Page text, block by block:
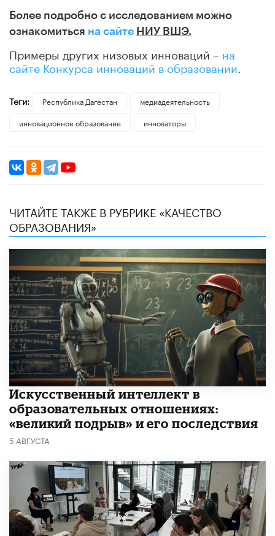
Более подробно с исследованием можно
ознакомиться на сайте НИУ ВШЭ.
Примеры других низовых инноваций – на
сайте Конкурса инноваций в образовании
Теги: Республика Дагестан
медиадеятельность
инновационное образование
инноваторы
ЧИТАЙТЕ ТАКЖЕ В РУБРИКЕ «КАЧЕСТВО
ОБРАЗОВАНИЯ»
​Искусственный интеллект в
образовательных отношениях:
«великий подрыв» и его последствия
5 АВГУСТА